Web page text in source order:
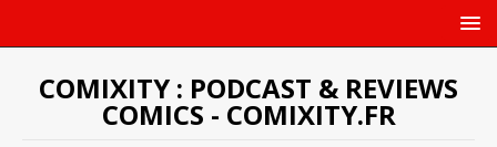
COMIXITY : PODCAST & REVIEWS
COMICS - COMIXITY.FR